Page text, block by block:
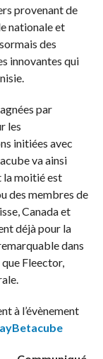
provenant de
nationale et
des
innovantes qui
par
les
initiées avec
va ainsi
la moitié est
des membres de
Canada et
déjà pour la
dans
Fleector,
à l’évènement